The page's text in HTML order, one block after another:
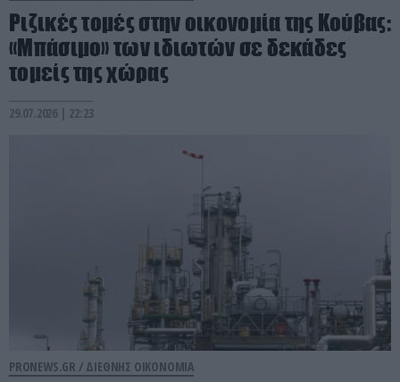
Ριζικές τομές στην οικονομία της Κούβας:
«Μπάσιμο» των ιδιωτών σε δεκάδες
τομείς της χώρας
29.07.2026 | 22:23
PRONEWS.GR / ΔΙΕΘΝΗΣ ΟΙΚΟΝΟΜΙΑ